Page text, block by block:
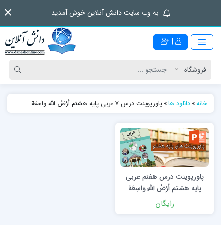
به وب سایت دانش آنلاین خوش آمدید
|
خانه»دانلود ها»پاورپوینت درس 7 عربی پایه هشتم أرْضُ اللّٰهِ واسِعَة
پاورپوینت درس هفتم عربی
پایه هشتم أرْضُ اللّٰهِ واسِعَة
رایگان